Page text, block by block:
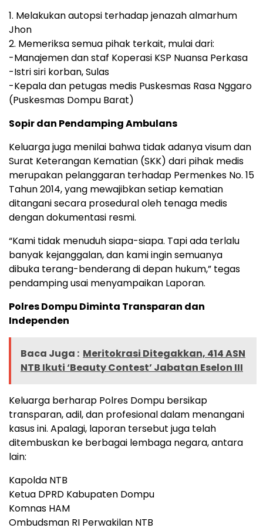
1. Melakukan autopsi terhadap jenazah almarhum
Jhon
2. Memeriksa semua pihak terkait, mulai dari:
-Manajemen dan staf Koperasi KSP Nuansa Perkasa
-Istri siri korban, Sulas
-Kepala dan petugas medis Puskesmas Rasa Nggaro
(Puskesmas Dompu Barat)
Sopir dan Pendamping Ambulans
Keluarga juga menilai bahwa tidak adanya visum dan
Surat Keterangan Kematian (SKK) dari pihak medis
merupakan pelanggaran terhadap Permenkes No. 15
Tahun 2014, yang mewajibkan setiap kematian
ditangani secara prosedural oleh tenaga medis
dengan dokumentasi resmi.
“Kami tidak menuduh siapa-siapa. Tapi ada terlalu
banyak kejanggalan, dan kami ingin semuanya
dibuka terang-benderang di depan hukum,” tegas
pendamping usai menyampaikan Laporan.
Polres Dompu Diminta Transparan dan
Independen
Baca Juga : Meritokrasi Ditegakkan, 414 ASN
NTB Ikuti ‘Beauty Contest’ Jabatan Eselon III
Keluarga berharap Polres Dompu bersikap
transparan, adil, dan profesional dalam menangani
kasus ini. Apalagi, laporan tersebut juga telah
ditembuskan ke berbagai lembaga negara, antara
lain:
Kapolda NTB
Ketua DPRD Kabupaten Dompu
Komnas HAM
Ombudsman RI Perwakilan NTB